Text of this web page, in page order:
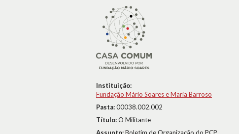
Instituição:
Fundação Mário Soares e Maria Barroso
Pasta:00038.002.002
Título:O Militante